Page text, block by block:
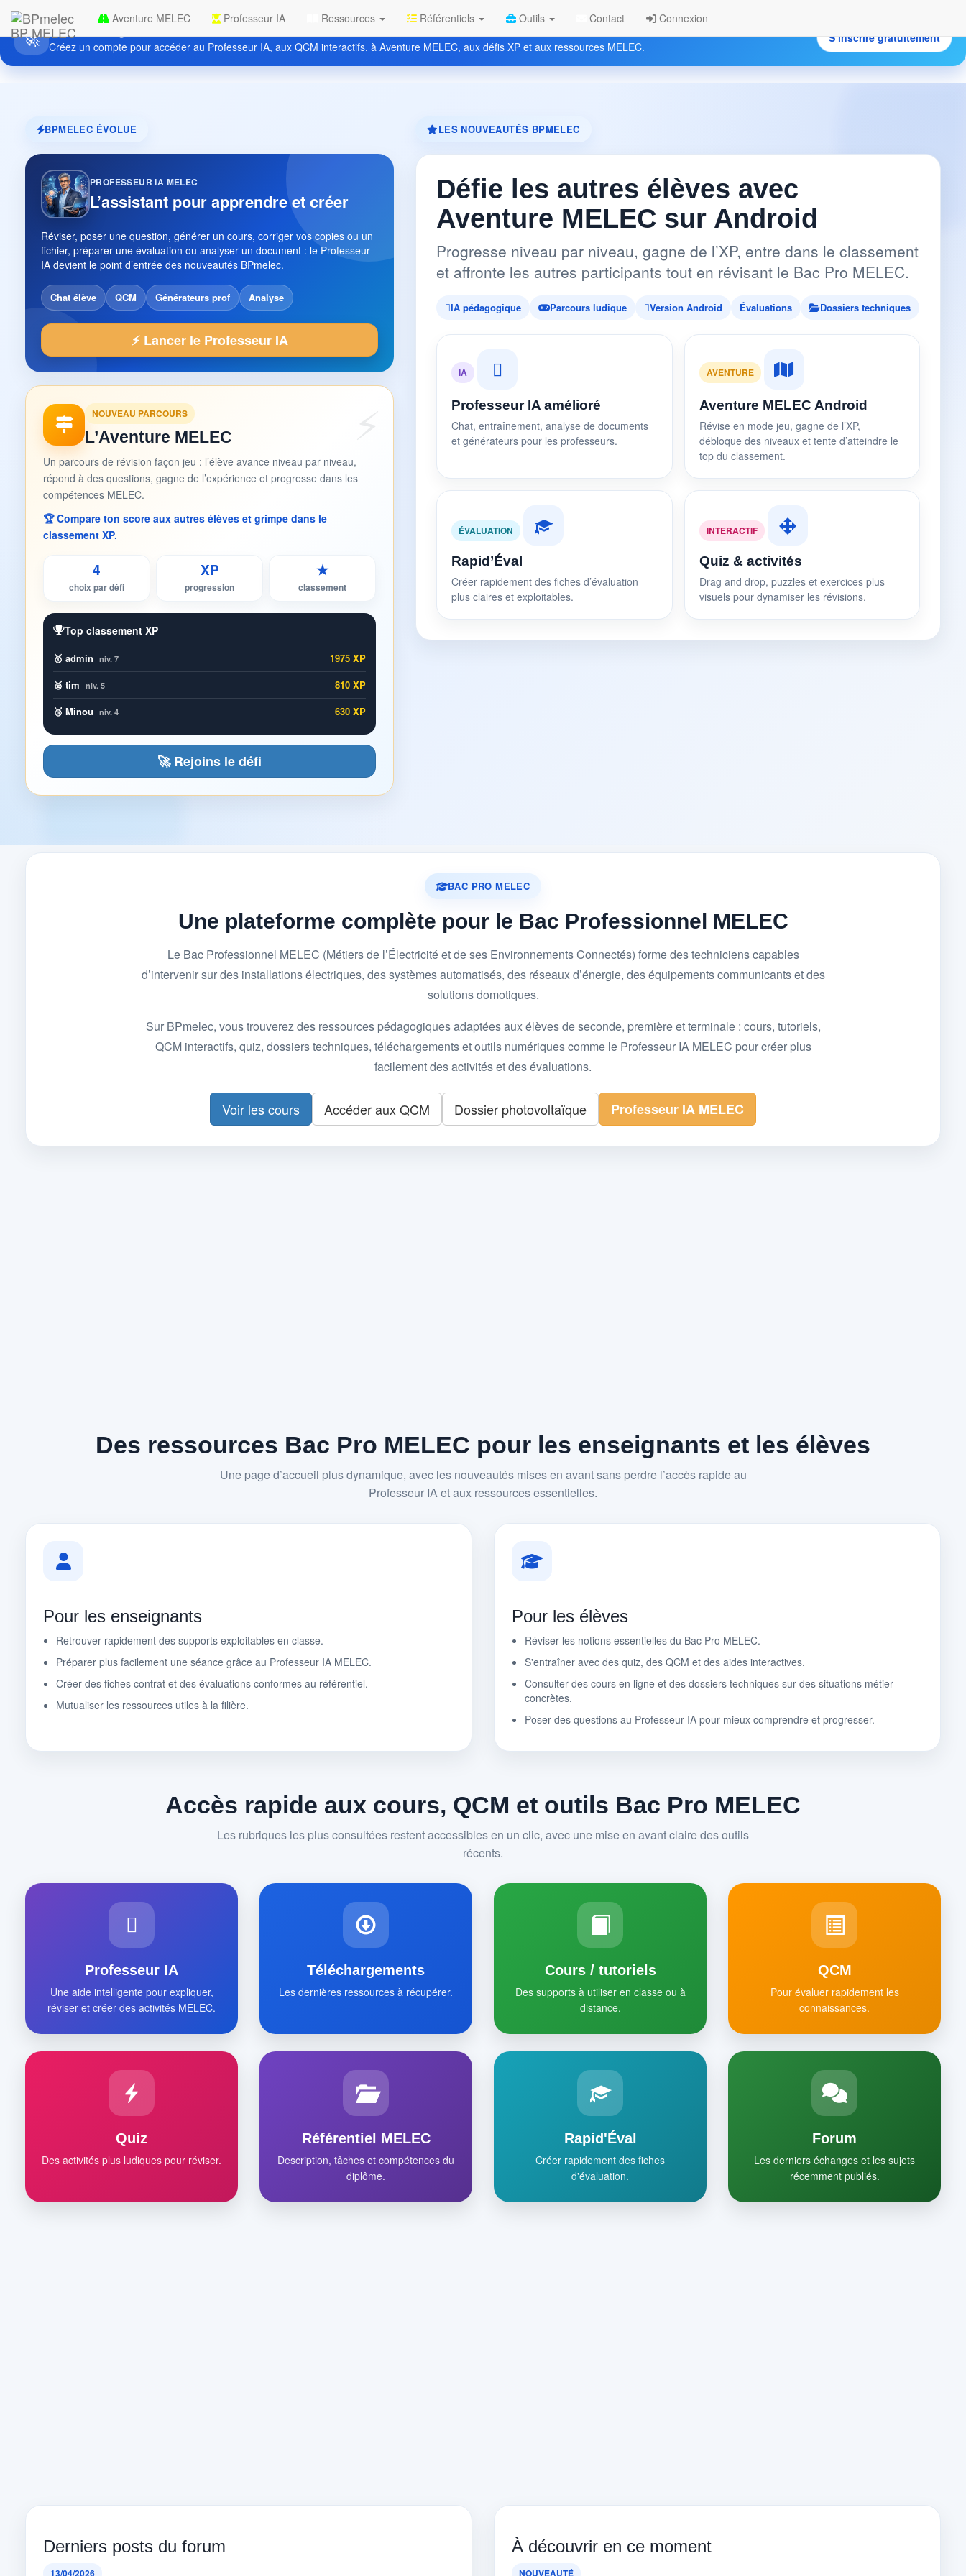
BP MELEC
Aventure MELEC Professeur IA Ressources Référentiels Outils Contact Connexion
🚀 Découvrez gratuitement BPmelec
Créez un compte pour accéder au Professeur IA, aux QCM interactifs, à Aventure MELEC, aux défis XP et aux ressources MELEC.
S’inscrire gratuitement
BPMELEC ÉVOLUE
PROFESSEUR IA MELEC
L’assistant pour apprendre et créer
Réviser, poser une question, générer un cours, corriger vos copies ou un
fichier, préparer une évaluation ou analyser un document : le Professeur
IA devient le point d’entrée des nouveautés BPmelec.
Chat élève QCM Générateurs prof Analyse
⚡ Lancer le Professeur IA
NOUVEAU PARCOURS
L’Aventure MELEC
Un parcours de révision façon jeu : l’élève avance niveau par niveau,
répond à des questions, gagne de l’expérience et progresse dans les
compétences MELEC.
🏆 Compare ton score aux autres élèves et grimpe dans le
classement XP.
4
choix par défi
XP
progression
★
classement
Top classement XP
🥇 admin niv. 7
1975 XP
🥈 tim niv. 5
810 XP
🥉 Minou niv. 4 630 XP
🚀 Rejoins le défi
LES NOUVEAUTÉS BPMELEC
Défie les autres élèves avec
Aventure MELEC sur Android
Progresse niveau par niveau, gagne de l’XP, entre dans le classement
et affronte les autres participants tout en révisant le Bac Pro MELEC.
IA pédagogique Parcours ludique Version Android Évaluations Dossiers techniques
IA
Professeur IA amélioré
Chat, entraînement, analyse de documents
et générateurs pour les professeurs.
AVENTURE
Aventure MELEC Android
Révise en mode jeu, gagne de l’XP,
débloque des niveaux et tente d’atteindre le
top du classement.
ÉVALUATION
Rapid’Éval
Créer rapidement des fiches d’évaluation
plus claires et exploitables.
INTERACTIF
Quiz & activités
Drag and drop, puzzles et exercices plus
visuels pour dynamiser les révisions.
BAC PRO MELEC
Une plateforme complète pour le Bac Professionnel MELEC
Le Bac Professionnel MELEC (Métiers de l’Électricité et de ses Environnements Connectés) forme des techniciens capables
d’intervenir sur des installations électriques, des systèmes automatisés, des réseaux d’énergie, des équipements communicants et des
solutions domotiques.
Sur BPmelec, vous trouverez des ressources pédagogiques adaptées aux élèves de seconde, première et terminale : cours, tutoriels,
QCM interactifs, quiz, dossiers techniques, téléchargements et outils numériques comme le Professeur IA MELEC pour créer plus
facilement des activités et des évaluations.
Voir les cours Accéder aux QCM Dossier photovoltaïque Professeur IA MELEC
Des ressources Bac Pro MELEC pour les enseignants et les élèves
Une page d’accueil plus dynamique, avec les nouveautés mises en avant sans perdre l’accès rapide au
Professeur IA et aux ressources essentielles.
Pour les enseignants
Retrouver rapidement des supports exploitables en classe.
Préparer plus facilement une séance grâce au Professeur IA MELEC.
Créer des fiches contrat et des évaluations conformes au référentiel.
Mutualiser les ressources utiles à la filière.
Pour les élèves
Réviser les notions essentielles du Bac Pro MELEC.
S'entraîner avec des quiz, des QCM et des aides interactives.
Consulter des cours en ligne et des dossiers techniques sur des situations métier
concrètes.
Poser des questions au Professeur IA pour mieux comprendre et progresser.
Accès rapide aux cours, QCM et outils Bac Pro MELEC
Les rubriques les plus consultées restent accessibles en un clic, avec une mise en avant claire des outils
récents.
Professeur IA
Une aide intelligente pour expliquer,
réviser et créer des activités MELEC.
Téléchargements
Les dernières ressources à récupérer.
Cours / tutoriels
Des supports à utiliser en classe ou à
distance.
QCM
Pour évaluer rapidement les
connaissances.
Quiz
Des activités plus ludiques pour réviser.
Référentiel MELEC
Description, tâches et compétences du
diplôme.
Rapid'Éval
Créer rapidement des fiches
d'évaluation.
Forum
Les derniers échanges et les sujets
récemment publiés.
Derniers posts du forum
13/04/2026
À découvrir en ce moment
NOUVEAUTÉ